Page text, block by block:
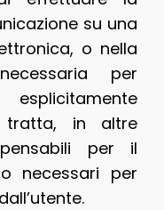
su una
o nella
per
tratta, in altre
per il
necessari per